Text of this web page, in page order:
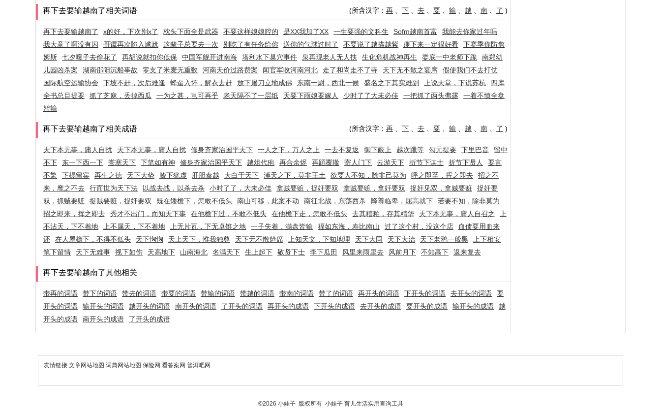
再下去要输越南了相关词语 (所含汉字： 再 下 去 要 输 越 南 了 )
再下去要输越南了 x的好，下次别x了 枕头下面全是武器 不要这样娘娘腔的 是XX我加了XX 一生要强的文科生 Sofm越南首富
我能去你家过年吗
我大意了啊没有闪
哥谭再次陷入尴尬 这辈子总要去一次 别吃了有任务给你 送你的气球过时了 不要说了越描越紫 瘦下来一定很好看
下赛季你防詹
姆斯
七夕嘎子去偷花了 再胡说就扣你低保 中国军舰开进南海 塔利水下巢穴事件 泉再现老人无人扶 生化危机战神再生 娄底一中老师下跪
南郑幼
儿园凶杀案
湖南邵阳沉船事故 零支了米麦无重数 河南天价过路费案 闻官军收河南河北 走了和尚走不了寺 天下无不散之宴席
假使我们不去打仗
国际航空运输协会
下坡不赶，次后难逢 蜂虿入怀，解衣去赶 放下屠刀立地成佛 东南一尉，西北一候 盛名之下其实难副 上说天堂，下说苏杭
四库
全书总目提要
抓了芝麻，丢掉西瓜 一为之甚，岂可再乎 老天隔不了一层纸 天要下雨娘要嫁人 少时了了大未必佳 一把抓了两头弗露
一着不慎全盘
皆输
再下去要输越南了相关成语 (所含汉字： 再 下 去 要 输 越 南 了 )
天下本无事，庸人自扰 天下本无事，庸人自扰 修身齐家治国平天下 一人之下，万人之上 一去不复返 御下蔽上 越次躐等 勾元提要 下里巴音
留中
不下
东一下西一下 誉塞天下 下笔如有神 修身齐家治国平天下 越俎代疱 再合余烬 再蹈覆辙 寄人门下 云游天下 折节下谋士 折节下贤人
要言
不繁
下榻留宾 再生之德 天下大势 膝下犹虚 肝胆秦越 大白于天下 溥天之下，莫非王土 欲要人不知，除非己莫为 呼之即至，挥之即去
招之不
来，麾之不去
行而世为天下法 以战去战，以杀去杀 小时了了，大未必佳 拿贼要赃，捉奸要双 拿贼要赃，拿奸要双 捉奸见双，拿贼要赃
捉奸要
双，抓贼要赃
捉贼要赃，捉奸要双 既在矮檐下，怎敢不低头 南山可移，此案不动 南征北战，东荡西杀 降尊临卑，屈高就下
若要不知，除非莫为
招之即来，挥之即去
秀才不出门，而知天下事 在他檐下过，不敢不低头 在他檐下走，怎敢不低头 去其糟粕，存其精华 天下本无事，庸人自召之
上
不沾天，下不着地
上不属天，下不着地 上无片瓦，下无卓锥之地 一子失着，满盘皆输 福如东海，寿比南山 过了这个村，没这个店
血债要用血来
还
在人屋檐下，不得不低头 天下恟恟 天上天下，惟我独尊 天下无不散筵席 上知天文，下知地理 天下大同 天下大治 天下老鸦一般黑
上下相安
笔下留情
天下无难事 视下如伤 天高地下 山南海北 名满天下 生上起下 敬贤下士 李下瓜田 风里来雨里去 风前月下 不知高下 返来复去
再下去要输越南了其他相关
带再的词语 带下的词语 带去的词语 带要的词语 带输的词语 带越的词语 带南的词语 带了的词语 再开头的词语 下开头的词语 去开头的词语
要
开头的词语
输开头的词语 越开头的词语 南开头的词语 了开头的词语 再开头的成语 下开头的成语 去开头的成语 要开头的成语 输开头的成语
越
开头的成语
南开头的成语 了开头的成语
友情链接:文章网站地图 词典网站地图 保险网 看答案网 普洱吧网
©2026 小娃子 版权所有 小娃子 育儿生活实用查询工具